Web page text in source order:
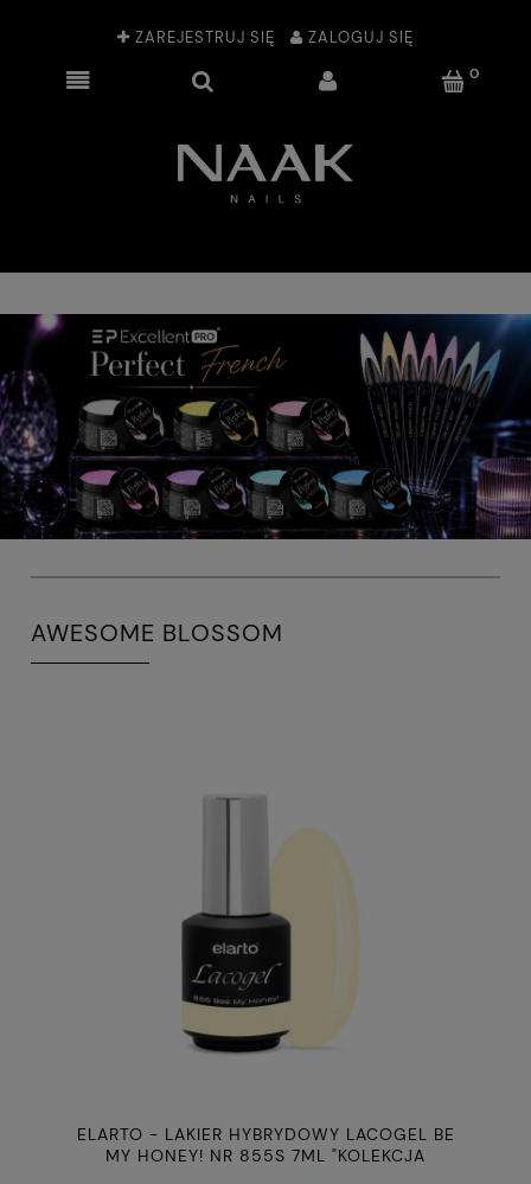
ZAREJESTRUJ SIĘ ZALOGUJ SIĘ
AWESOME BLOSSOM
ELARTO - LAKIER HYBRYDOWY LACOGEL BE
MY HONEY! NR 855S 7ML "KOLEKCJA